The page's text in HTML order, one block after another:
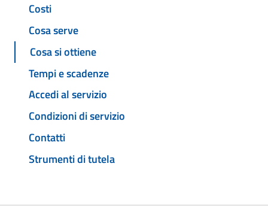
Costi
Cosa serve
Cosa si ottiene
Tempi e scadenze
Accedi al servizio
Condizioni di servizio
Contatti
Strumenti di tutela